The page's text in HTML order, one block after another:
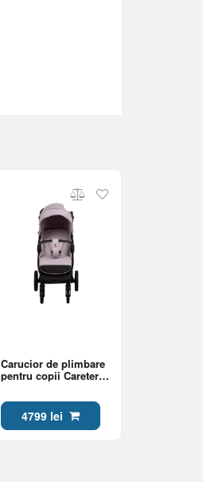
Carucior de plimbare
pentru copii Caretero
4799 lei